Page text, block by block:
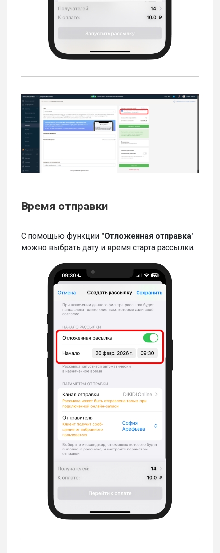
Время отправки
С помощью функции "Отложенная отправка"
можно выбрать дату и время старта рассылки.